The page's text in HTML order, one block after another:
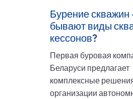
Бурение скважин
бывают виды
кессонов?
Первая буровая
Беларуси предлагает
комплексные
организации